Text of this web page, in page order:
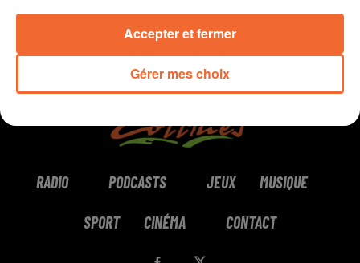
RADIO PODCASTS JEUX MUSIQUE
SPORT CINÉMA CONTACT
Gérer mes choix
Accepter et fermer